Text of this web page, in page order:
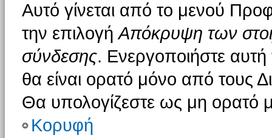
Αυτό γίνεται από το μενού
την επιλογήΑπόκρυψη των
σύνδεσης. Ενεργοποιήστε
θα είναι ορατό μόνο από τους
Θα υπολογίζεστε ως μη ορατό
Κορυφή